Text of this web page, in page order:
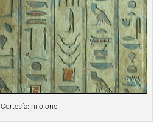
Cortesía: nilo.one